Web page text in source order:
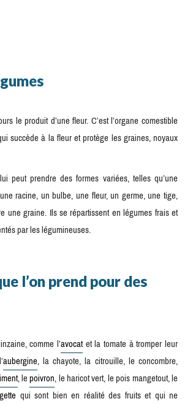
le produit d’une fleur. C’est l’organe comestible
succède à la fleur et protège les graines, noyaux
peut prendre des formes variées, telles qu’une
racine, un bulbe, une fleur, un germe, une tige,
une graine. Ils se répartissent en légumes frais et
par les légumineuses.
l’on prend pour des
comme l’avocatet la tomate à tromper leur
aubergine, la chayote, la citrouille, le concombre,
, lepoivron, le haricot vert, le pois mangetout, le
qui sont bien en réalité des fruits et qui ne